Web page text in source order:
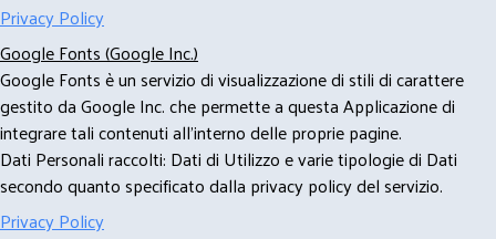
Privacy Policy
Google Fonts (Google Inc.)
Google Fonts è un servizio di visualizzazione di stili di carattere
gestito da Google Inc. che permette a questa Applicazione di
integrare tali contenuti all'interno delle proprie pagine.
Dati Personali raccolti: Dati di Utilizzo e varie tipologie di Dati
secondo quanto specificato dalla privacy policy del servizio.
Privacy Policy